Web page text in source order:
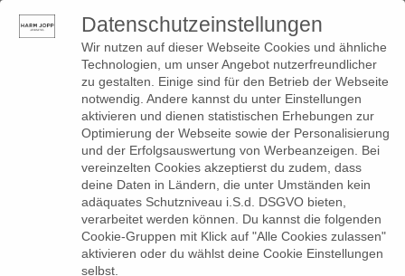
Toggle
Datenschutzeinstellungen
Wir nutzen auf dieser Webseite Cookies und ähnliche
Technologien, um unser Angebot nutzerfreundlicher
zu gestalten. Einige sind für den Betrieb der Webseite
notwendig. Andere kannst du unter Einstellungen
aktivieren und dienen statistischen Erhebungen zur
Optimierung der Webseite sowie der Personalisierung
und der Erfolgsauswertung von Werbeanzeigen. Bei
vereinzelten Cookies akzeptierst du zudem, dass
deine Daten in Ländern, die unter Umständen kein
adäquates Schutzniveau i.S.d. DSGVO bieten,
verarbeitet werden können. Du kannst die folgenden
Cookie-Gruppen mit Klick auf "Alle Cookies zulassen"
aktivieren oder du wählst deine Cookie Einstellungen
selbst.